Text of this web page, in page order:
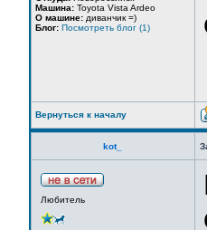
Машина: Toyota Vista Ardeo
О машине: диванчик =)
Блог: Посмотреть блог (1)
Вернуться к началу
kot_
Любитель